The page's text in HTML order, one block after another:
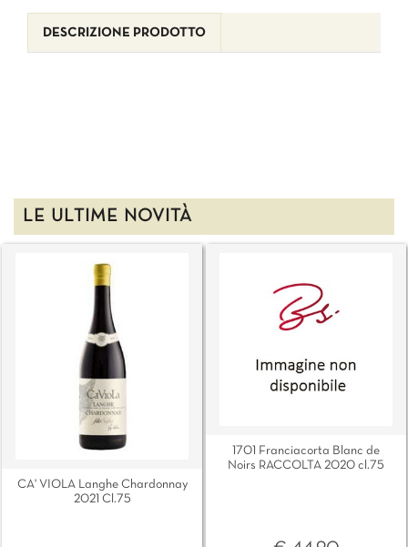
DESCRIZIONE PRODOTTO
LE ULTIME NOVITÀ
CA' VIOLA Langhe Chardonnay
2021 Cl.75
1701 Franciacorta Blanc de
Noirs RACCOLTA 2020 cl.75